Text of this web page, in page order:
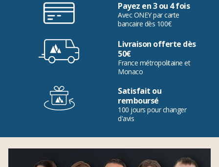
Payez en 3 ou 4 fois
Avec ONEY par carte
bancaire dès 100€
Livraison offerte dès
50€
France métropolitaine et
Monaco
Satisfait ou
remboursé
100 jours pour changer
d'avis